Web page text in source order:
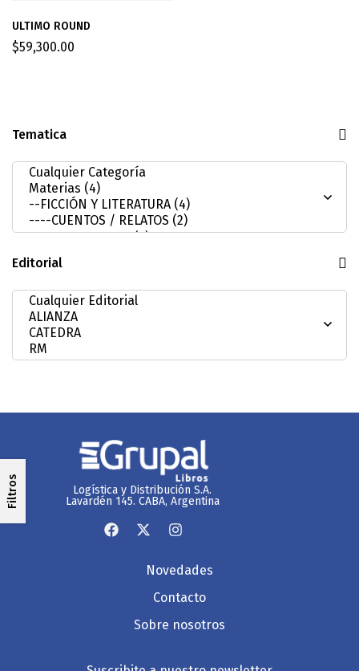
Tematica
Editorial
Filtros
ULTIMO ROUND
$59,300.00
Logística y Distribución S.A.
Lavardén 145. CABA, Argentina
Novedades
Contacto
Sobre nosotros